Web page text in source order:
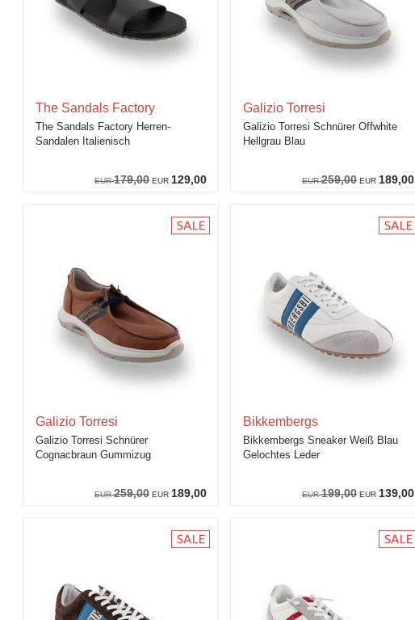
EUR179,00 EUR 129,00
The Sandals Factory
The Sandals Factory Herren-
Sandalen Italienisch
EUR259,00 EUR 189,00
Galizio Torresi
Galizio Torresi Schnürer Offwhite
Hellgrau Blau
EUR259,00 EUR 189,00
Galizio Torresi
Galizio Torresi Schnürer
Cognacbraun Gummizug
EUR199,00 EUR 139,00
Bikkembergs
Bikkembergs Sneaker Weiß Blau
Gelochtes Leder